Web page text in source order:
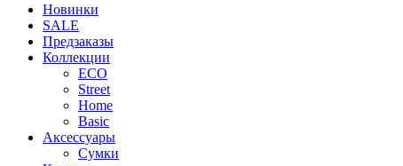
Новинки
SALE
Предзаказы
Коллекции
ECO
Street
Home
Basic
Аксессуары
Сумки